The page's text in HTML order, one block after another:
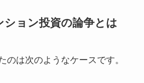
ション投資の論争とは
のは次のようなケースです。